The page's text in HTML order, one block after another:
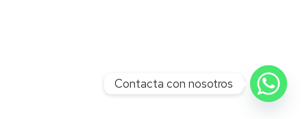
Contacta con nosotros